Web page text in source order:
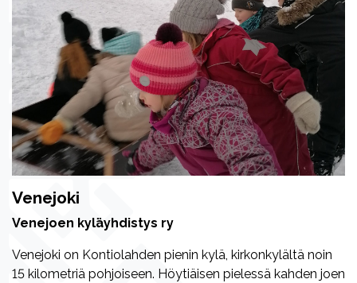
Venejoki
Venejoen kyläyhdistys ry
Venejoki on Kontiolahden pienin kylä, kirkonkylältä noin
15 kilometriä pohjoiseen. Höytiäisen pielessä kahden joen